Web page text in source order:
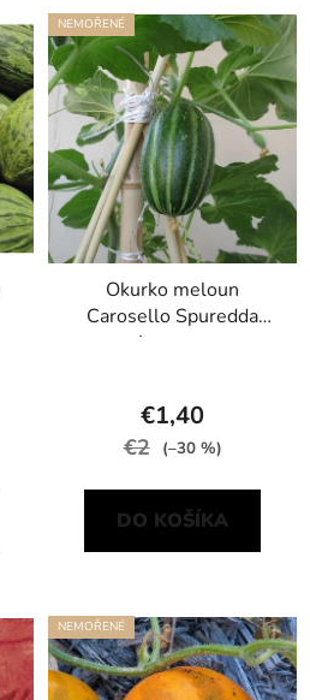
NEMOŘENÉ
Okurko meloun
Carosello Spuredda
Leccese
€1,40
€2 (–30 %)
DO KOŠÍKA
NEMOŘENÉ